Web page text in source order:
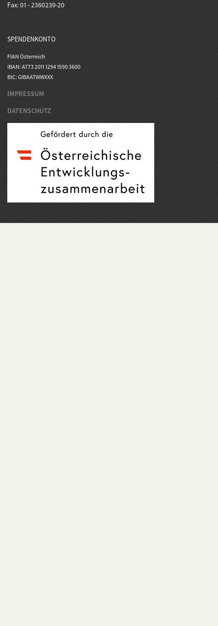
Fax: 01 - 2360239-20
SPENDENKONTO
FIAN Österreich
IBAN: AT73 2011 1294 1590 3600
BIC: GIBAATWWXXX
IMPRESSUM
DATENSCHUTZ